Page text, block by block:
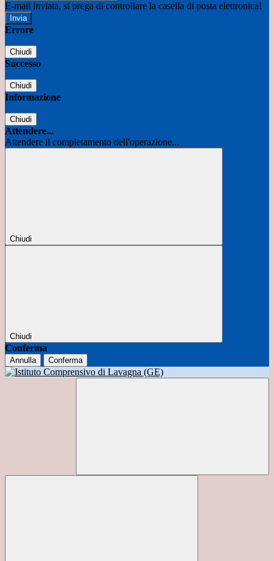
E-mail inviata, si prega di controllare la casella di posta elettronica!
Errore
Chiudi
Successo
Chiudi
Informazione
Chiudi
Attendere...
Attendere il completamento dell'operazione...
Chiudi
Chiudi
Conferma
Annulla Conferma